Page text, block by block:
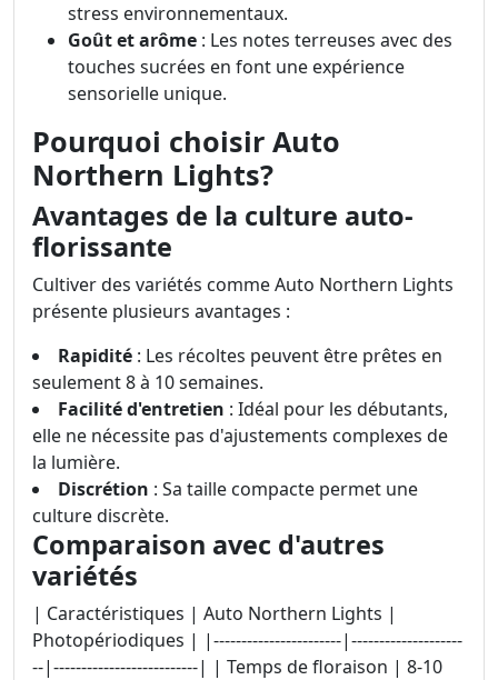
stress environnementaux.
Goût et arôme : Les notes terreuses avec des
touches sucrées en font une expérience
sensorielle unique.
Pourquoi choisir Auto
Northern Lights?
Avantages de la culture auto-
florissante
Cultiver des variétés comme Auto Northern Lights
présente plusieurs avantages :
Rapidité : Les récoltes peuvent être prêtes en
seulement 8 à 10 semaines.
Facilité d'entretien : Idéal pour les débutants,
elle ne nécessite pas d'ajustements complexes de
la lumière.
Discrétion : Sa taille compacte permet une
culture discrète.
Comparaison avec d'autres
variétés
| Caractéristiques | Auto Northern Lights |
Photopériodiques | |-----------------------|--------------------
--|--------------------------| | Temps de floraison | 8-10